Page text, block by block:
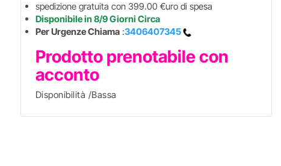
spedizione gratuita con 399.00 €uro di spesa
Disponibile in 8/9 Giorni Circa
Per Urgenze Chiama:3406407345
Prodotto prenotabile con
acconto
Disponibilità /Bassa